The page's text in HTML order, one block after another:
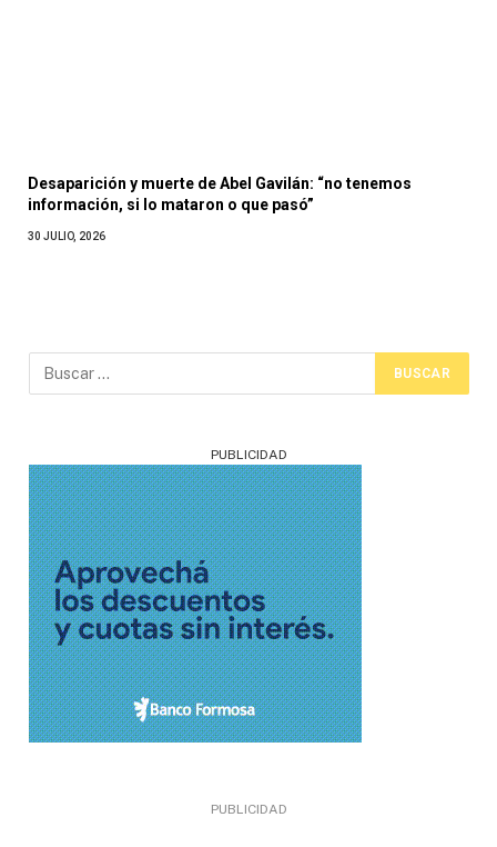
Desaparición y muerte de Abel Gavilán: “no tenemos
información, si lo mataron o que pasó”
30 JULIO, 2026
PUBLICIDAD
PUBLICIDAD